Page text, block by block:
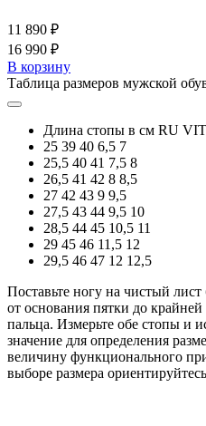
11 890 ₽
16 990 ₽
В корзину
Таблица размеров мужской
Длина стопы в см RU
25 39 40 6,5 7
25,5 40 41 7,5 8
26,5 41 42 8 8,5
27 42 43 9 9,5
27,5 43 44 9,5 10
28,5 44 45 10,5 11
29 45 46 11,5 12
29,5 46 47 12 12,5
Поставьте ногу на чистый
от основания пятки до
пальца. Измерьте обе стопы и
значение для определения
величину функционального
выборе размера